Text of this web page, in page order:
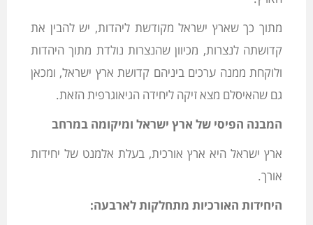
מתוך כך שארץ ישראל מקודשת ליהדות, יש להבין את
קדושתה לנצרות, מכיוון שהנצרות נולדת מתוך היהדות
ולוקחת ממנה ערכים ביניהם קדושת ארץ ישראל, ומכאן
גם שהאיסלם מצא זיקה ליחידה הגיאוגרפית הזאת.
המבנה הפיסי של ארץ ישראל ומיקומה במרחב
ארץ ישראל היא ארץ אורכית, בעלת אלמנט של יחידות
אורך.
היחידות האורכיות מתחלקות לארבעה: